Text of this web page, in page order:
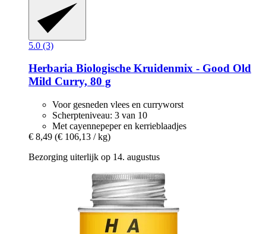
5.0 (3)
Herbaria Biologische Kruidenmix -​ Good Old
Mild Curry, 80 g
Voor gesneden vlees en curryworst
Scherpteniveau: 3 van 10
Met cayennepeper en kerrieblaadjes
€ 8,49 (€ 106,13 / kg)
Bezorging uiterlijk op 14. augustus